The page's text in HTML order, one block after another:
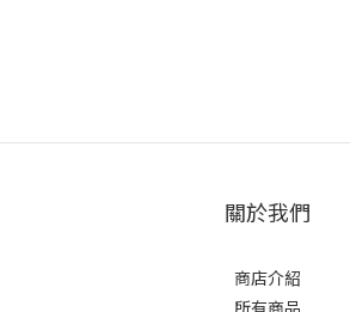
關於我們
商店介紹